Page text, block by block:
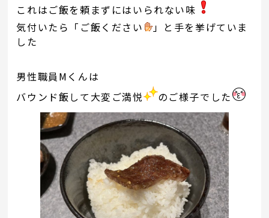
これはご飯を頼まずにはいられない味
気付いたら「ご飯ください
」と手を挙げていま
した
男性職員Mくんは
バウンド飯して大変ご満悦
のご様子でした